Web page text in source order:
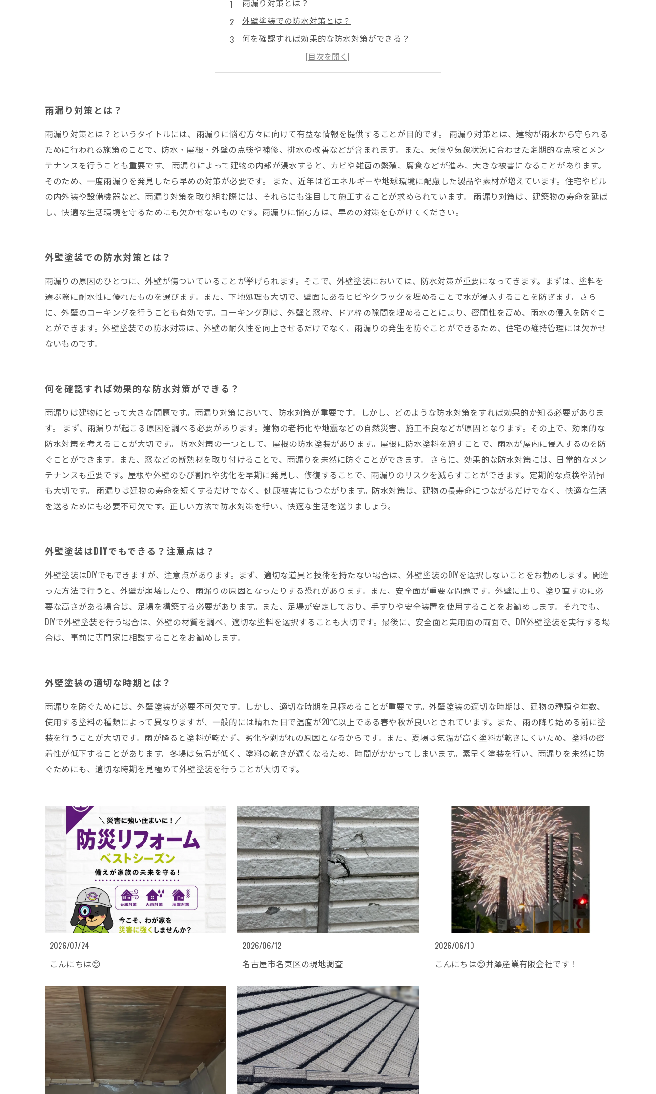
雨漏り対策とは？
外壁塗装での防水対策とは？
何を確認すれば効果的な防水対策ができる？
外壁塗装はDIYでもできる？注意点は？
外壁塗装の適切な時期とは？
雨漏り対策とは？
雨漏り対策とは？というタイトルには、雨漏りに悩む方々に向けて有益な情報を提供することが目的です。 雨漏り対策とは、建物が雨水から守られる
ために行われる施策のことで、防水・屋根・外壁の点検や補修、排水の改善などが含まれます。また、天候や気象状況に合わせた定期的な点検とメン
テナンスを行うことも重要です。 雨漏りによって建物の内部が浸水すると、カビや雑菌の繁殖、腐食などが進み、大きな被害になることがあります。
そのため、一度雨漏りを発見したら早めの対策が必要です。 また、近年は省エネルギーや地球環境に配慮した製品や素材が増えています。住宅やビル
の内外装や設備機器など、雨漏り対策を取り組む際には、それらにも注目して施工することが求められています。 雨漏り対策は、建築物の寿命を延ば
し、快適な生活環境を守るためにも欠かせないものです。雨漏りに悩む方は、早めの対策を心がけてください。
外壁塗装での防水対策とは？
雨漏りの原因のひとつに、外壁が傷ついていることが挙げられます。そこで、外壁塗装においては、防水対策が重要になってきます。まずは、塗料を
選ぶ際に耐水性に優れたものを選びます。また、下地処理も大切で、壁面にあるヒビやクラックを埋めることで水が浸入することを防ぎます。さら
に、外壁のコーキングを行うことも有効です。コーキング剤は、外壁と窓枠、ドア枠の隙間を埋めることにより、密閉性を高め、雨水の侵入を防ぐこ
とができます。外壁塗装での防水対策は、外壁の耐久性を向上させるだけでなく、雨漏りの発生を防ぐことができるため、住宅の維持管理には欠かせ
ないものです。
何を確認すれば効果的な防水対策ができる？
雨漏りは建物にとって大きな問題です。雨漏り対策において、防水対策が重要です。しかし、どのような防水対策をすれば効果的か知る必要がありま
す。 まず、雨漏りが起こる原因を調べる必要があります。建物の老朽化や地震などの自然災害、施工不良などが原因となります。その上で、効果的な
防水対策を考えることが大切です。 防水対策の一つとして、屋根の防水塗装があります。屋根に防水塗料を施すことで、雨水が屋内に侵入するのを防
ぐことができます。また、窓などの断熱材を取り付けることで、雨漏りを未然に防ぐことができます。 さらに、効果的な防水対策には、日常的なメン
テナンスも重要です。屋根や外壁のひび割れや劣化を早期に発見し、修復することで、雨漏りのリスクを減らすことができます。定期的な点検や清掃
も大切です。 雨漏りは建物の寿命を短くするだけでなく、健康被害にもつながります。防水対策は、建物の長寿命につながるだけでなく、快適な生活
を送るためにも必要不可欠です。正しい方法で防水対策を行い、快適な生活を送りましょう。
外壁塗装はDIYでもできる？注意点は？
外壁塗装はDIYでもできますが、注意点があります。まず、適切な道具と技術を持たない場合は、外壁塗装のDIYを選択しないことをお勧めします。間違
った方法で行うと、外壁が崩壊したり、雨漏りの原因となったりする恐れがあります。また、安全面が重要な問題です。外壁に上り、塗り直すのに必
要な高さがある場合は、足場を構築する必要があります。また、足場が安定しており、手すりや安全装置を使用することをお勧めします。それでも、
DIYで外壁塗装を行う場合は、外壁の材質を調べ、適切な塗料を選択することも大切です。最後に、安全面と実用面の両面で、DIY外壁塗装を実行する場
合は、事前に専門家に相談することをお勧めします。
外壁塗装の適切な時期とは？
雨漏りを防ぐためには、外壁塗装が必要不可欠です。しかし、適切な時期を見極めることが重要です。外壁塗装の適切な時期は、建物の種類や年数、
使用する塗料の種類によって異なりますが、一般的には晴れた日で温度が20℃以上である春や秋が良いとされています。また、雨の降り始める前に塗
装を行うことが大切です。雨が降ると塗料が乾かず、劣化や剥がれの原因となるからです。また、夏場は気温が高く塗料が乾きにくいため、塗料の密
着性が低下することがあります。冬場は気温が低く、塗料の乾きが遅くなるため、時間がかかってしまいます。素早く塗装を行い、雨漏りを未然に防
ぐためにも、適切な時期を見極めて外壁塗装を行うことが大切です。
2026/07/24
こんにちは😊
2026/06/12
名古屋市名東区の現地調査
2026/06/10
こんにちは😊井澤産業有限会社です！